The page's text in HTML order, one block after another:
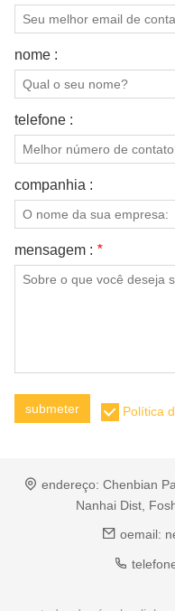
nome :
telefone :
companhia :
mensagem : *
submeter Política
endereço: Chenbian
Nanhai Dist,
oemail: